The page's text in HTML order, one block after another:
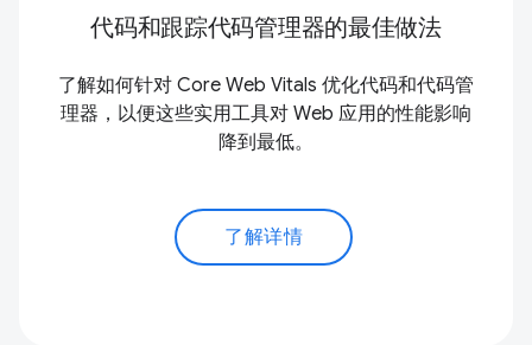
代码和跟踪代码管理器的最佳做法
了解如何针对 Core Web Vitals 优化代码和代码管
理器，以便这些实用工具对 Web 应用的性能影响
降到最低。
了解详情